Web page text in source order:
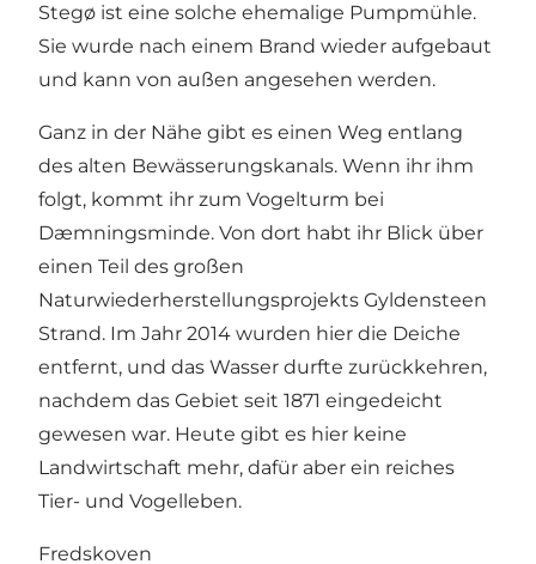
Stegø ist eine solche ehemalige Pumpmühle.
Sie wurde nach einem Brand wieder aufgebaut
und kann von außen angesehen werden.
Ganz in der Nähe gibt es einen Weg entlang
des alten Bewässerungskanals. Wenn ihr ihm
folgt, kommt ihr zum Vogelturm bei
Dæmningsminde. Von dort habt ihr Blick über
einen Teil des großen
Naturwiederherstellungsprojekts Gyldensteen
Strand. Im Jahr 2014 wurden hier die Deiche
entfernt, und das Wasser durfte zurückkehren,
nachdem das Gebiet seit 1871 eingedeicht
gewesen war. Heute gibt es hier keine
Landwirtschaft mehr, dafür aber ein reiches
Tier- und Vogelleben.
Fredskoven